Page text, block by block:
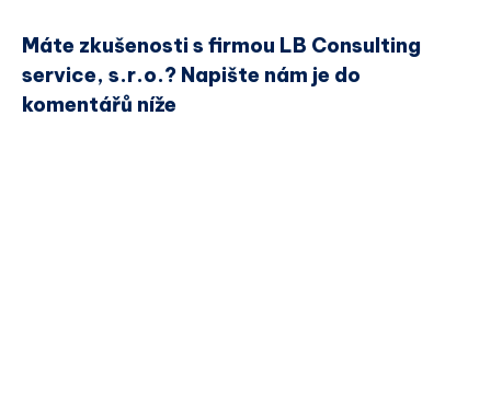
Máte zkušenosti s firmou LB Consulting
service, s.r.o.? Napište nám je do
komentářů níže